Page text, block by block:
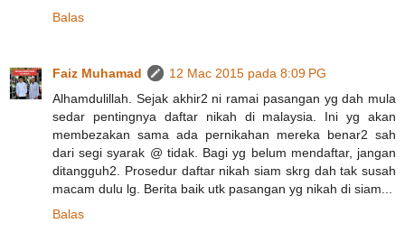
Balas
Faiz Muhamad
12 Mac 2015 pada 8:09 PG
Alhamdulillah. Sejak akhir2 ni ramai pasangan yg dah mula
sedar pentingnya daftar nikah di malaysia. Ini yg akan
membezakan sama ada pernikahan mereka benar2 sah
dari segi syarak @ tidak. Bagi yg belum mendaftar, jangan
ditangguh2. Prosedur daftar nikah siam skrg dah tak susah
macam dulu lg. Berita baik utk pasangan yg nikah di siam...
Balas